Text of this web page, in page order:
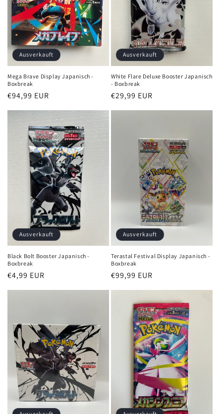
Ausverkauft
Mega Brave Display Japanisch -
Boxbreak
Normaler
€94,99 EUR
Ausverkauft
White Flare Deluxe Booster Japanisch
- Boxbreak
Normaler
€29,99 EUR
Ausverkauft
Black Bolt Booster Japanisch -
Boxbreak
Normaler
€4,99 EUR
Ausverkauft
Terastal Festival Display Japanisch -
Boxbreak
Normaler
€99,99 EUR